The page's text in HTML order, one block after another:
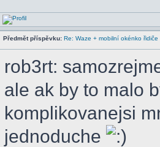
Předmět příspěvku: Re: Waze + mobilní okénko řidiče
rob3rt:
ale ak by to malo
komplikovanejsi
jednoduche